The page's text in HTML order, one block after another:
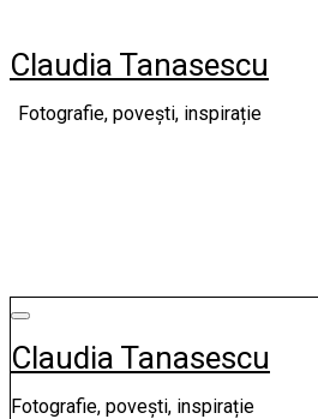
content
Claudia Tanasescu
Fotografie, povești, inspirație
Claudia Tanasescu
Fotografie, povești, inspirație